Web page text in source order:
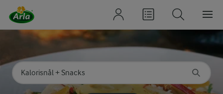
Sök på kategori eller ingrediens
Skriv in sökord för att få förslag